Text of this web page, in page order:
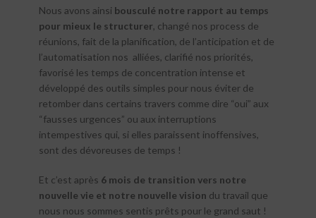
Nous avons ainsi bousculé notre rapport au temps
pour mieux le structurer, changé nos process de
réunions, fait de la planification, de l’anticipation et de
l’automatisation nos alliées, clarifié nos priorités,
favorisé les temps de concentration intense et
développé des outils simples pour nous éviter de
retomber dans certains travers comme dire “oui” aux
“fausses urgences” ou aux interruptions
intempestives qui, si elles paraissent inoffensives,
sont des dévoreuses de temps !
Et c’est après 6 mois de transition vers notre
nouvelle vie et notre nouvelle vision du travail que
nous nous sommes sentis prêts pour le grand saut !